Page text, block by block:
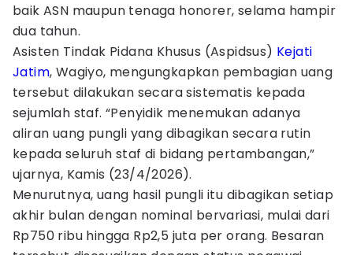
baik ASN maupun tenaga honorer, selama hampir
dua tahun.
Asisten Tindak Pidana Khusus (Aspidsus) Kejati
Jatim, Wagiyo, mengungkapkan pembagian uang
tersebut dilakukan secara sistematis kepada
sejumlah staf. “Penyidik menemukan adanya
aliran uang pungli yang dibagikan secara rutin
kepada seluruh staf di bidang pertambangan,”
ujarnya, Kamis (23/4/2026).
Menurutnya, uang hasil pungli itu dibagikan setiap
akhir bulan dengan nominal bervariasi, mulai dari
Rp750 ribu hingga Rp2,5 juta per orang. Besaran